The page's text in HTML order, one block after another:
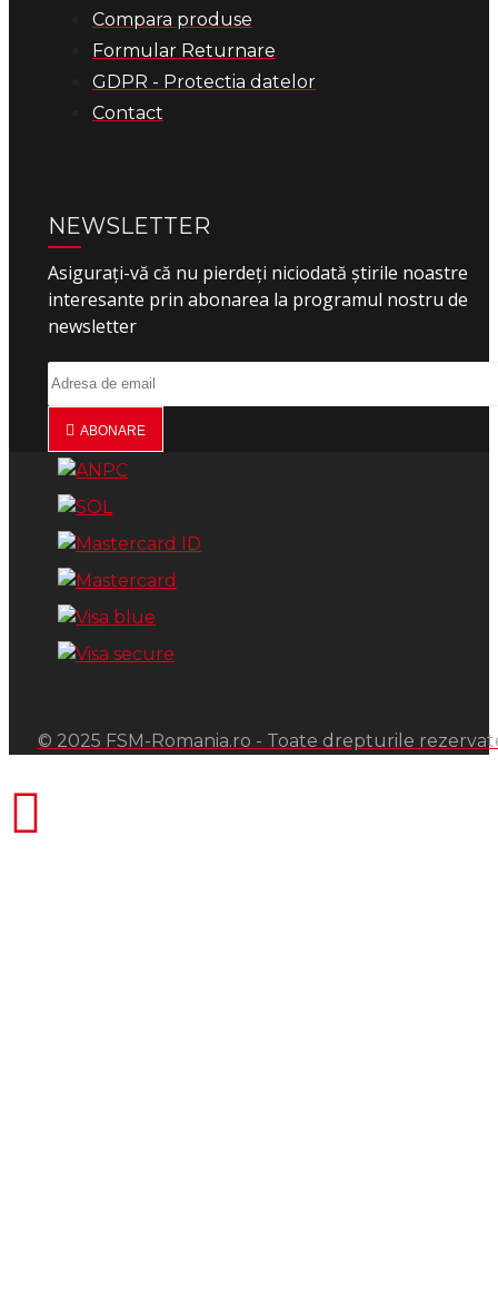
Compara produse
Formular Returnare
GDPR - Protectia datelor
Contact
NEWSLETTER
Asigurați-vă că nu pierdeți niciodată știrile noastre
interesante prin abonarea la programul nostru de
newsletter
ABONARE
© 2025 FSM-Romania.ro - Toate drepturile